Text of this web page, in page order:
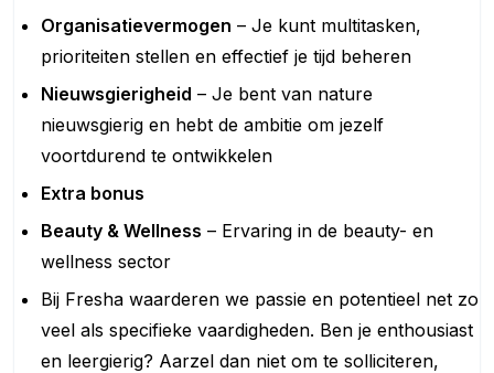
Organisatievermogen – Je kunt multitasken,
prioriteiten stellen en effectief je tijd beheren
Nieuwsgierigheid – Je bent van nature
nieuwsgierig en hebt de ambitie om jezelf
voortdurend te ontwikkelen
Extra bonus
Beauty & Wellness – Ervaring in de beauty- en
wellness sector
Bij Fresha waarderen we passie en potentieel net zo
veel als specifieke vaardigheden. Ben je enthousiast
en leergierig? Aarzel dan niet om te solliciteren,